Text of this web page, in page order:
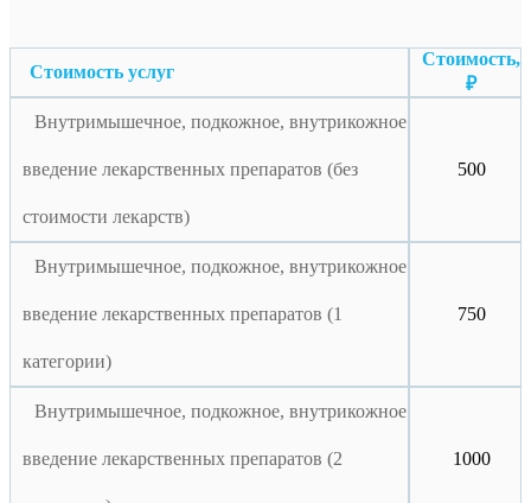
Стоимость услуг
Стоимость,
₽
Внутримышечное, подкожное, внутрикожное
введение лекарственных препаратов (без
стоимости лекарств)
500
Внутримышечное, подкожное, внутрикожное
введение лекарственных препаратов (1
категории)
750
Внутримышечное, подкожное, внутрикожное
введение лекарственных препаратов (2 1000